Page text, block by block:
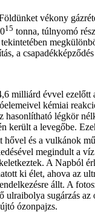
vékony
15 tonna, túlnyomó
a
milliárd évvel
kémiai
hasonlítható légkör
került a levegőbe.
és a vulkánok
megindult a
A Napból
ki élet, ahova az
állt. A
ulraibolya sugárzás
ózonpajzs.